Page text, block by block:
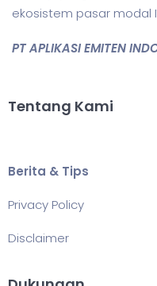
ekosistem pasar modal
PT APLIKASI EMITEN
Tentang Kami
Berita & Tips
Privacy Policy
Disclaimer